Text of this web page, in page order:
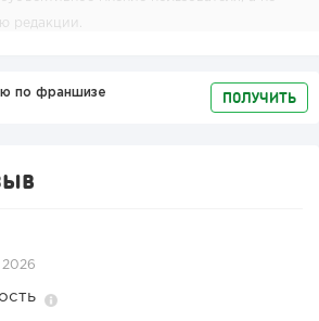
редакции.
по франшизе ПОЛУЧИТЬ